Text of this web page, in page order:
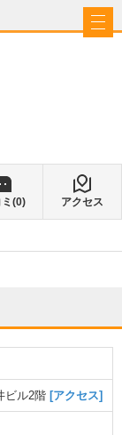
ミ(0) アクセス
ビル2階 [アクセス]